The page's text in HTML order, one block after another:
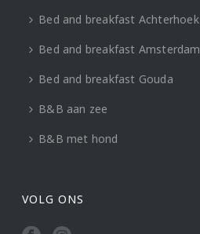
Bed and breakfast Achterhoek
Bed and breakfast Amsterdam
Bed and breakfast Gouda
B&B aan zee
B&B met hond
VOLG ONS